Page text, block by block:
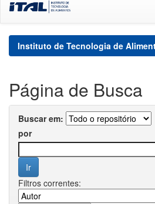
navigation
Instituto de Tecnologia de
Página de Busca
Buscar em:
por
Filtros correntes: